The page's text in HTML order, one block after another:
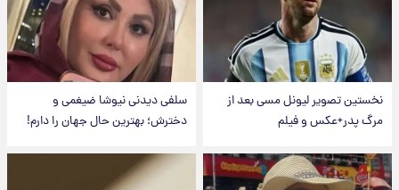
نخستین تصویر لیونل مسی بعد از
مرگ پدر+عکس و فیلم
سلفی دیدنی نیوشا ضیغمی و
دخترش؛ بهترین حال جهان را دارم!